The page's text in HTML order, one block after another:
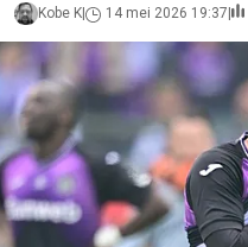
Kobe K 14 mei 2026 19:37